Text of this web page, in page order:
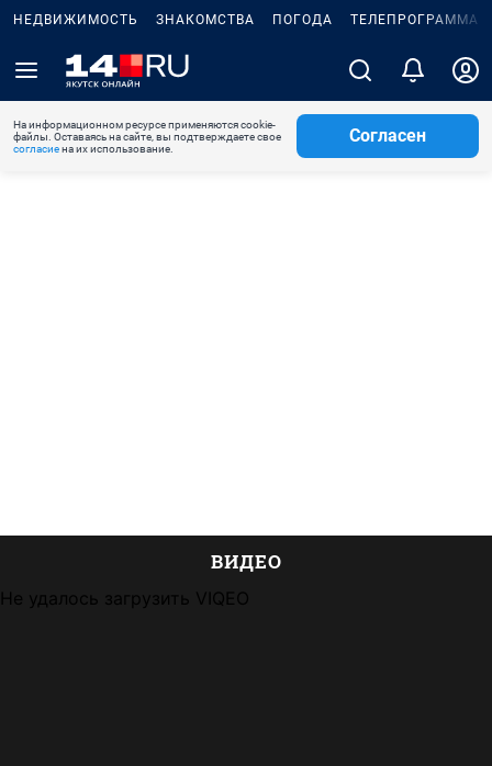
НЕДВИЖИМОСТЬ ЗНАКОМСТВА ПОГОДА ТЕЛЕПРОГРАММА
На информационном ресурсе применяются cookie-
файлы. Оставаясь на сайте, вы подтверждаете свое
согласиена их использование.
Согласен
ВИДЕО
Не удалось загрузить VIQEO